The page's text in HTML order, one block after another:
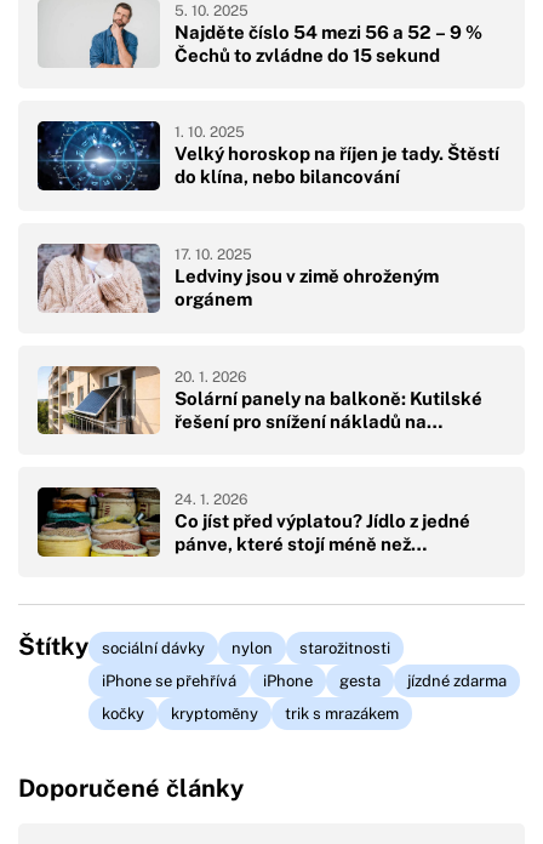
Najděte číslo 54 mezi 56 a 52 – 9 %
Čechů to zvládne do 15 sekund
5. 10. 2025
Velký horoskop na říjen je tady. Štěstí
do klína, nebo bilancování
1. 10. 2025
Ledviny jsou v zimě ohroženým
orgánem
17. 10. 2025
Solární panely na balkoně: Kutilské
řešení pro snížení nákladů na…
20. 1. 2026
Co jíst před výplatou? Jídlo z jedné
pánve, které stojí méně než…
24. 1. 2026
Štítky sociální dávky nylon
starožitnosti
iPhone se přehřívá
iPhone gesta
jízdné zdarma
kočky
kryptoměny trik s mrazákem
Doporučené články